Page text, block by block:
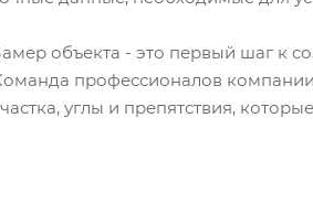
объекта - это первый шаг к
профессионалов
углы и препятствия,